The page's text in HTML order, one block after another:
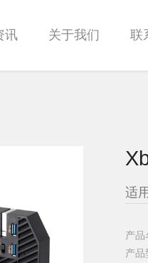
讯 关于我们 联
适
产品
产品